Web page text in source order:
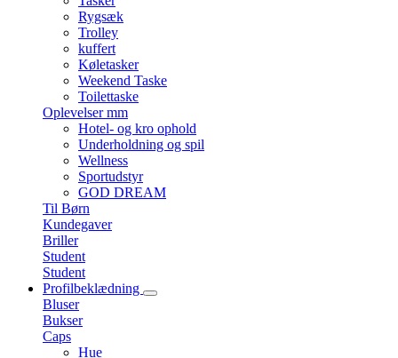
Rygsæk
Trolley
kuffert
Køletasker
Weekend Taske
Toilettaske
Oplevelser mm
Hotel- og kro ophold
Underholdning og spil
Wellness
Sportudstyr
GOD DREAM
Til Børn
Kundegaver
Briller
Student
Student
Profilbeklædning
Bluser
Bukser
Caps
Hue